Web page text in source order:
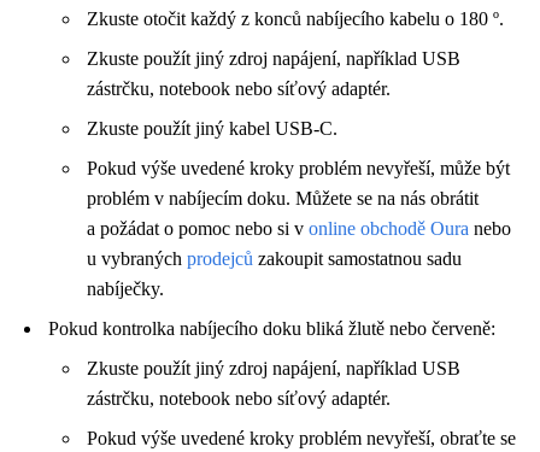
Zkuste otočit každý z konců nabíjecího kabelu o 180 º.
Zkuste použít jiný zdroj napájení, například USB
zástrčku, notebook nebo síťový adaptér.
Zkuste použít jiný kabel USB-C.
Pokud výše uvedené kroky problém nevyřeší, může být
problém v nabíjecím doku. Můžete se na nás obrátit
a požádat o pomoc nebo si v online obchodě Oura nebo
u vybraných prodejců zakoupit samostatnou sadu
nabíječky.
Pokud kontrolka nabíjecího doku bliká žlutě nebo červeně:
Zkuste použít jiný zdroj napájení, například USB
zástrčku, notebook nebo síťový adaptér.
Pokud výše uvedené kroky problém nevyřeší, obraťte se